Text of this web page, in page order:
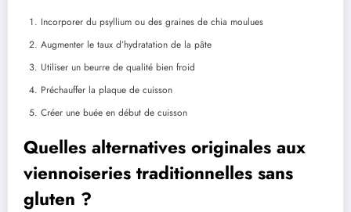
Incorporer du psyllium ou des graines de chia moulues
Augmenter le taux d’hydratation de la pâte
Utiliser un beurre de qualité bien froid
Préchauffer la plaque de cuisson
Créer une buée en début de cuisson
Quelles alternatives originales aux
viennoiseries traditionnelles sans
gluten ?